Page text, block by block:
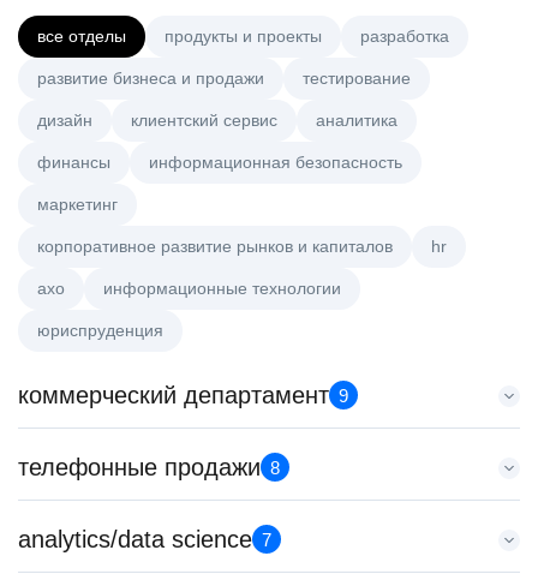
все отделы продукты и проекты разработка
развитие бизнеса и продажи тестирование
дизайн клиентский сервис аналитика
финансы информационная безопасность
маркетинг
корпоративное развитие рынков и капиталов hr
axo информационные технологии
юриспруденция
коммерческий департамент 9
Менеджер по работе с ключевыми клиентами (КАМ)
HeadHunter::Коммерческий департамент
з/п не указана
телефонные продажи 8
Менеджер по продажам B2B (сегмент SMB)
HeadHunter::Телефонные продажи
analytics/data science 7